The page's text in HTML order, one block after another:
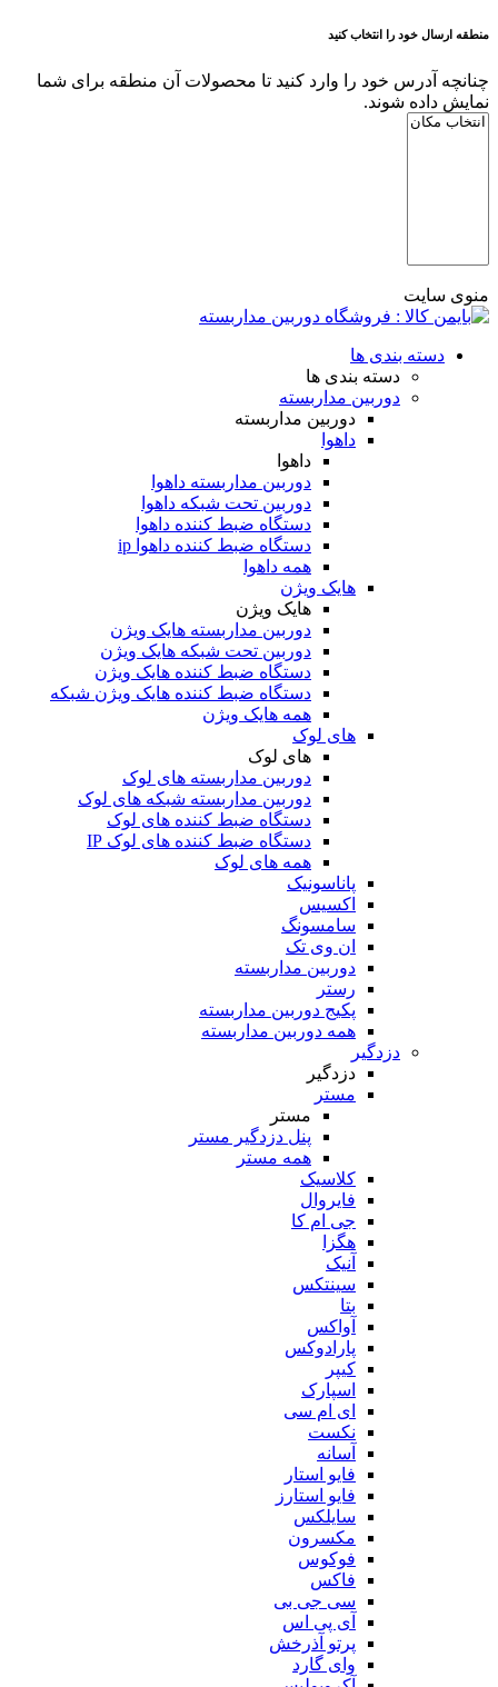
منطقه ارسال خود را انتخاب کنید
چنانچه آدرس خود را وارد کنید تا محصولات آن منطقه برای شما
نمایش داده شوند.
منوی سایت
دسته بندی ها
دسته بندی ها
دوربین مداربسته
دوربین مداربسته
داهوا
داهوا
دوربین مداربسته داهوا
دوربین تحت شبکه داهوا
دستگاه ضبط کننده داهوا
دستگاه ضبط کننده داهوا ip
همه داهوا
هایک ویژن
هایک ویژن
دوربین مداربسته هایک ویژن
دوربین تحت شبکه هایک ویژن
دستگاه ضبط کننده هایک ویژن
دستگاه ضبط کننده هایک ویژن شبکه
همه هایک ویژن
های لوک
های لوک
دوربین مداربسته های لوک
دوربین مداربسته شبکه های لوک
دستگاه ضبط کننده های لوک
دستگاه ضبط کننده های لوک IP
همه های لوک
پاناسونیک
اکسیس
سامسونگ
ان وی تک
دوربین مداربسته
رستر
پکیج دوربین مداربسته
همه دوربین مداربسته
دزدگیر
دزدگیر
مستر
مستر
پنل دزدگیر مستر
همه مستر
کلاسیک
فایروال
جی ام کا
هگزا
آنیک
سینتکس
بتا
آواکس
پارادوکس
کیپر
اسپارک
ای ام سی
نکست
آسانه
فایو استار
فایو استارز
سایلکس
مکسرون
فوکوس
فاکس
سی جی بی
آی پی اس
پرتو آذرخش
وای گارد